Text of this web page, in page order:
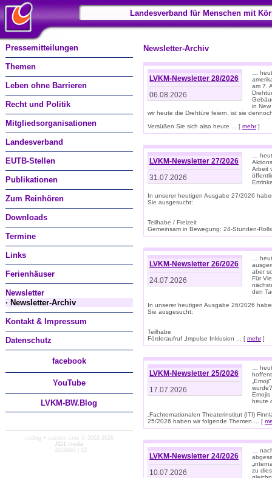
Landesverband für Menschen mit
Pressemitteilungen
Themen
Leben ohne Barrieren
Recht und Politik
Mitgliedsorganisationen
Landesverband
EUTB-Stellen
Publikationen
Zum Reinhören
Downloads
Termine
Links
Ferienhäuser
Newsletter
· Newsletter-Archiv
Kontakt & Impressum
Datenschutz
facebook
YouTube
LVKM-BW.Blog
coding + custom cms © 2002-2026
AD1 media
· 2626895 | 13
Newsletter-Archiv
LVKM-Newsletter 28/2026
06.08.2026
…
am 7.
in
wir heute die Drehtüre feiern, ist sie
Versüßen Sie sich also heute ... [ mehr]
LVKM-Newsletter 27/2026
31.07.2026
…
Arbeit
In unserer heutigen Ausgabe 27/2026
Sie ausgesucht:
Teilhabe / Freizeit
Gemeinsam in Bewegung: 24-Stunden-
LVKM-Newsletter 26/2026
24.07.2026
…
aber
Für
den
In unserer heutigen Ausgabe 26/2026
Sie ausgesucht:
Teilhabe
Förderaufruf „Impulse Inklusion ... [ mehr]
LVKM-Newsletter 25/2026
17.07.2026
…
Emojis
heute
„Fachternationalen Theaterinstitut (ITI)
25/2026 haben wir folgende Themen ... [
LVKM-Newsletter 24/2026
10.07.2026
…
zu